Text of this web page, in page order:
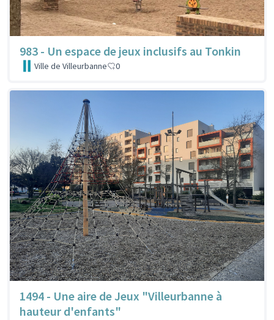
983 - Un espace de jeux inclusifs au Tonkin
Ville de Villeurbanne 0
1494 - Une aire de Jeux "Villeurbanne à
hauteur d'enfants"